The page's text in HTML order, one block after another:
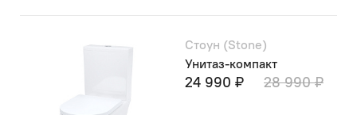
Стоун (Stone)
Унитаз-компакт
24 990 ₽ 28 990 ₽